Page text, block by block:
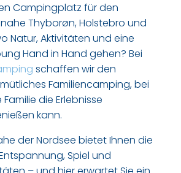
Campingplatz für den
Thyborøn, Holstebro und
Natur, Aktivitäten und eine
Hand in Hand gehen? Bei
schaffen wir den
Familiencamping, bei
die Erlebnisse
kann.
der Nordsee bietet Ihnen die
Spiel und